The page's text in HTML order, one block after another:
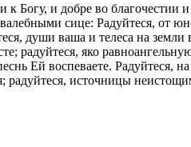
Богу, и добре во благочестии
сице: Радуйтеся, от
души ваша и телеса на земли
радуйтеся, яко
Ей воспеваете. Радуйтеся,
радуйтеся, источницы